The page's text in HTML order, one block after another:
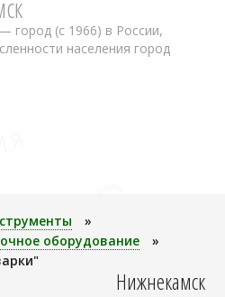
город (с 1966) в России,
населения город
»
оборудование
»
Нижнекамск